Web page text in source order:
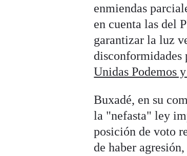
enmiendas
en cuenta las del
garantizar la luz
Unidas Podemos
Buxadé, en su
la "nefasta" ley
posición de voto
de haber